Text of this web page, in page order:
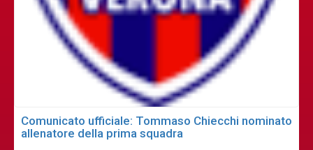
Comunicato ufficiale: Tommaso Chiecchi nominato
allenatore della prima squadra